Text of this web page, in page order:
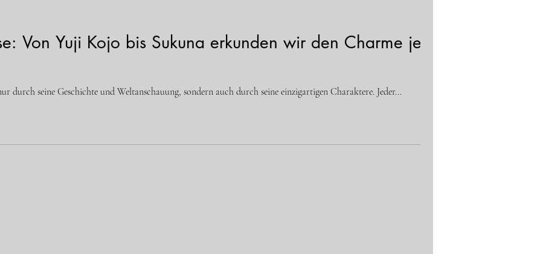
Von Yuji Kojo bis Sukuna erkunden wir den Charme jedes
durch seine Geschichte und Weltanschauung, sondern auch durch seine einzigartigen Charaktere. Jeder...